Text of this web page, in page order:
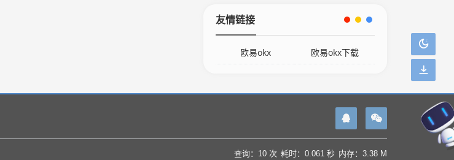
友情链接
欧易okx 欧易okx下载
查询：10 次 耗时：0.061 秒 内存：3.38 M